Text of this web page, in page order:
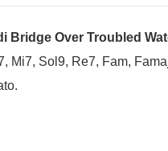
Bridge Over Troubled
Mi7, Sol9, Re7, Fam,